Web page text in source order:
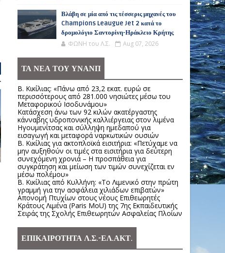
Βλάβη σε μία από τις τέσσερις μηχανές του
Champions Leaugue Jet 2 κατά το
δρομολόγιο Σαντορίνη-Ηράκλειο Κρήτης
ΦΩΝΗ του Λ.Σ. Aug 07, 2026
ΤΑ ΝΕΑ ΤΟΥ ΥΝΑΝΠ
Β. Κικίλιας: «Πάνω από 23,2 εκατ. ευρώ σε
περισσότερους από 281.000 νησιώτες μέσω του
Μεταφορικού Ισοδυνάμου»
Κατάσχεση άνω των 92 κιλών ακατέργαστης
κάνναβης υδροπονικής καλλιέργειας στον λιμένα
Ηγουμενίτσας και σύλληψη ημεδαπού για
εισαγωγή και μεταφορά ναρκωτικών ουσιών
Β. Κικίλιας για ακτοπλοϊκά εισιτήρια: «Πετύχαμε να
μην αυξηθούν οι τιμές στα εισιτήρια για δεύτερη
συνεχόμενη χρονιά – Η προσπάθεια για
συγκράτηση και μείωση των τιμών συνεχίζεται εν
μέσω πολέμου»
Β. Κικίλιας από Κυλλήνη: «Το Λιμενικό στην πρώτη
γραμμή για την ασφάλεια χιλιάδων επιβατών»
Απονομή Πτυχίων στους νέους Επιθεωρητές
Κράτους Λιμένα (Paris MoU) της 7ης Εκπαιδευτικής
Σειράς της Σχολής Επιθεωρητών Ασφαλείας Πλοίων
ΕΠΙΚΑΙΡΟΤΗΤΑ Λ.Σ.-ΕΛ.ΑΚΤ.